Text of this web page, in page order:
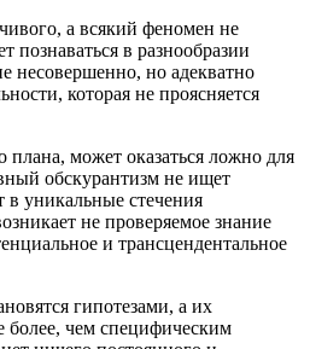
а всякий феномен не
познаваться в разнообразии
несовершенно, но адекватно
которая не проясняется
плана, может оказаться ложно для
обскурантизм не ищет
в уникальные стечения
не проверяемое знание
и трансцендентальное
гипотезами, а их
более, чем специфическим